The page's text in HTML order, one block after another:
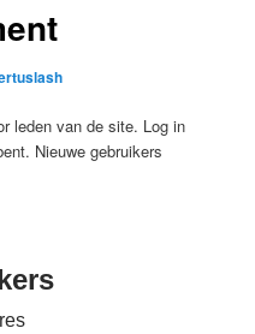
leden van de site. Log in
Nieuwe gebruikers